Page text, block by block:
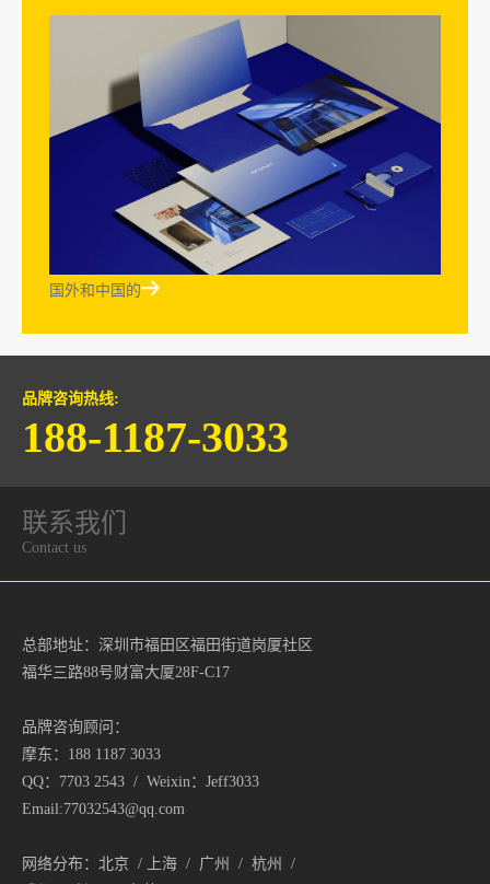
国外和中国的
品牌咨询热线:
188-1187-3033
联系我们
Contact us
总部地址：深圳市福田区福田街道岗厦社区
福华三路88号财富大厦28F-C17
品牌咨询顾问：
摩东：188 1187 3033
QQ：7703 2543 / Weixin：Jeff3033
Email:77032543@qq.com
网络分布：北京 / 上海 / 广州 / 杭州 /